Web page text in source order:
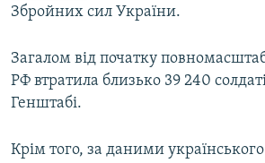
Усі сайти RFE/RL
Збройних сил України.
Загалом від початку
РФ втратила близько 39 240
Генштабі.
Крім того, за даними